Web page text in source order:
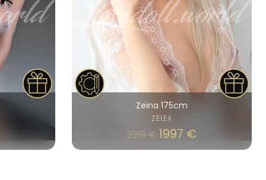
Zeina 175cm
ZELEX
2219€1997 €